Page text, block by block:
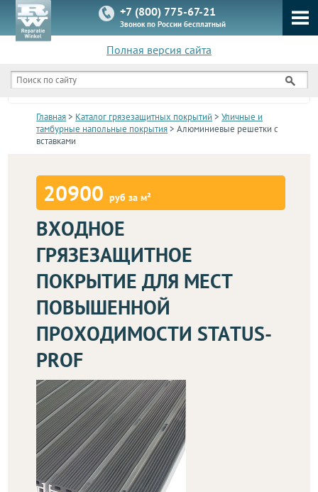
+7 (800) 775-67-21
Звонок по России бесплатный
Полная версия сайта
КАТАЛОГ
Главная> Каталог грязезащитных покрытий >Уличные и
тамбурные напольные покрытия> Алюминиевые решетки с
вставками
20900руб за м²
ВХОДНОЕ
ГРЯЗЕЗАЩИТНОЕ
ПОКРЫТИЕ ДЛЯ МЕСТ
ПОВЫШЕННОЙ
ПРОХОДИМОСТИ STATUS-
PROF